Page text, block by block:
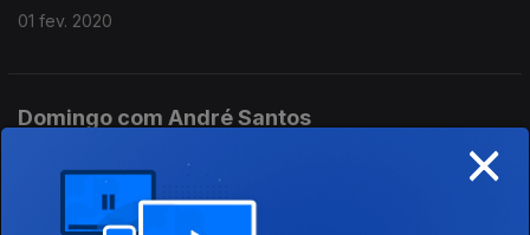
01 fev. 2020
Domingo com André Santos
×